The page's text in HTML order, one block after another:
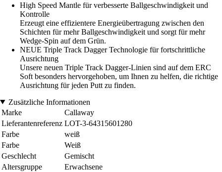
High Speed Mantle für verbesserte Ballgeschwindigkeit und
Kontrolle
Erzeugt eine effizientere Energieübertragung zwischen den
Schichten für mehr Ballgeschwindigkeit und sorgt für mehr
Wedge-Spin auf dem Grün.
NEUE Triple Track Dagger Technologie für fortschrittliche
Ausrichtung
Unsere neuen Triple Track Dagger-Linien sind auf dem ERC
Soft besonders hervorgehoben, um Ihnen zu helfen, die richtige
Ausrichtung für jeden Putt zu finden.
Zusätzliche Informationen
Marke
Callaway
Lieferantenreferenz LOT-3-64315601280
Farbe
weiß
Farbe
Weiß
Geschlecht
Gemischt
Altersgruppe
Erwachsene